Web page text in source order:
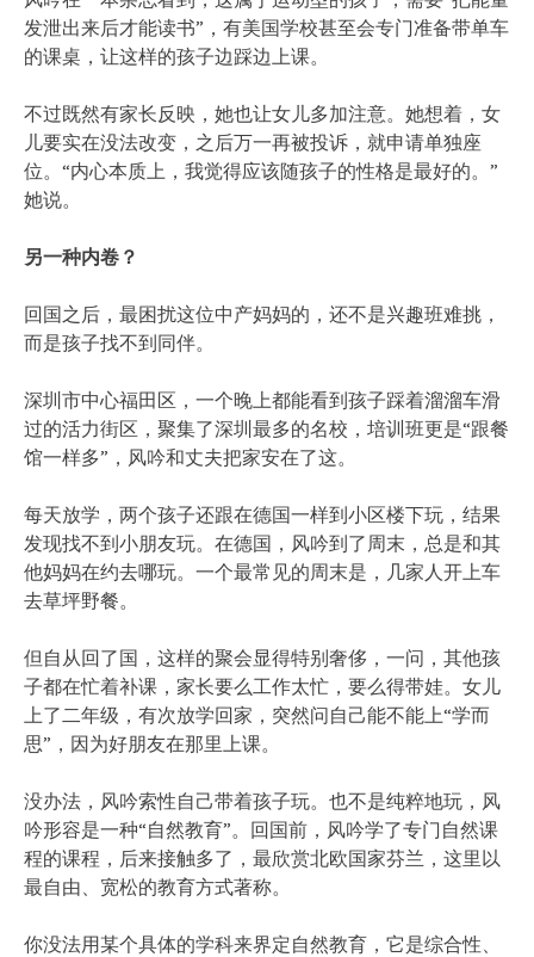
发泄出来后才能读书”，有美国学校甚至会专门准备带单车
的课桌，让这样的孩子边踩边上课。
不过既然有家长反映，她也让女儿多加注意。她想着，女
儿要实在没法改变，之后万一再被投诉，就申请单独座
位。“内心本质上，我觉得应该随孩子的性格是最好的。”
她说。
另一种内卷？
回国之后，最困扰这位中产妈妈的，还不是兴趣班难挑，
而是孩子找不到同伴。
深圳市中心福田区，一个晚上都能看到孩子踩着溜溜车滑
过的活力街区，聚集了深圳最多的名校，培训班更是“跟餐
馆一样多”，风吟和丈夫把家安在了这。
每天放学，两个孩子还跟在德国一样到小区楼下玩，结果
发现找不到小朋友玩。在德国，风吟到了周末，总是和其
他妈妈在约去哪玩。一个最常见的周末是，几家人开上车
去草坪野餐。
但自从回了国，这样的聚会显得特别奢侈，一问，其他孩
子都在忙着补课，家长要么工作太忙，要么得带娃。女儿
上了二年级，有次放学回家，突然问自己能不能上“学而
思”，因为好朋友在那里上课。
没办法，风吟索性自己带着孩子玩。也不是纯粹地玩，风
吟形容是一种“自然教育”。回国前，风吟学了专门自然课
程的课程，后来接触多了，最欣赏北欧国家芬兰，这里以
最自由、宽松的教育方式著称。
你没法用某个具体的学科来界定自然教育，它是综合性、